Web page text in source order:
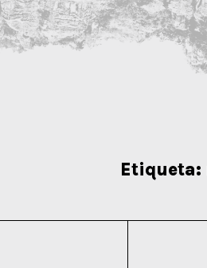
Etiqueta: